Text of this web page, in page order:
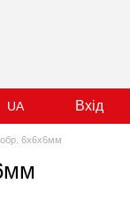
UA Вхід
обр. 6x6x6мм